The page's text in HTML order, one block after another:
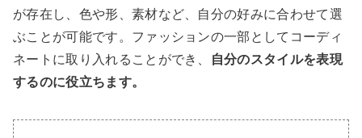
が存在し、色や形、素材など、自分の好みに合わせて選
ぶことが可能です。ファッションの一部としてコーディ
ネートに取り入れることができ、
自分のスタイルを表現
するのに役立ちます。